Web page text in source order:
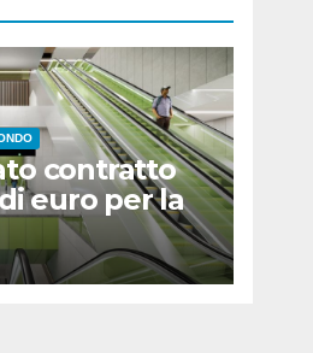
contratto
euro per la
di